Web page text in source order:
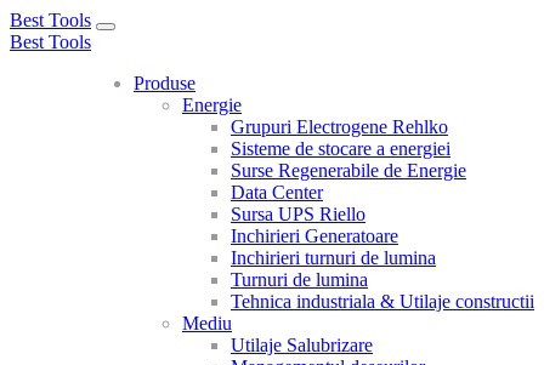
Best Tools
Toggle
Best Tools
Produse
Energie
Grupuri Electrogene Rehlko
Sisteme de stocare a energiei
Surse Regenerabile de Energie
Data Center
Sursa UPS Riello
Inchirieri Generatoare
Inchirieri turnuri de lumina
Turnuri de lumina
Tehnica industriala & Utilaje constructii
Mediu
Utilaje Salubrizare